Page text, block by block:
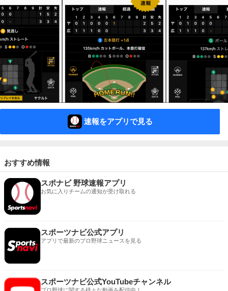
速報をアプリで見る
おすすめ情報
スポナビ 野球速報アプリ
お気に入りチームの通知が受け取れる
スポーツナビ公式アプリ
アプリで最新のプロ野球ニュースを見る
スポーツナビ公式YouTubeチャンネル